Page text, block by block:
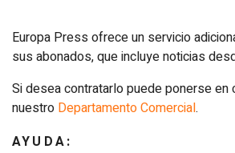
Europa Press ofrece un servicio
sus abonados, que incluye noticias
Si desea contratarlo puede ponerse en
nuestro Departamento Comercial.
AYUDA: